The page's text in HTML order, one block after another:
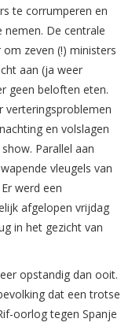
te corrumperen en
De centrale
zeven (!) ministers
aan (ja weer
geen beloften eten.
verteringsproblemen
en volslagen
Parallel aan
vleugels van
werd een
afgelopen vrijdag
in het gezicht van
opstandig dan ooit.
dat een trotse
oorlog tegen Spanje